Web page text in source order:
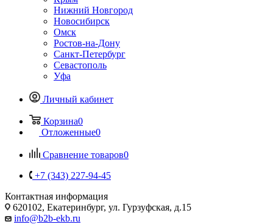
Нижний Новгород
Новосибирск
Омск
Ростов-на-Дону
Санкт-Петербург
Севастополь
Уфа
Личный кабинет
Корзина0
Отложенные0
Сравнение товаров0
+7 (343) 227-94-45
Контактная информация
620102, Екатеринбург, ул. Гурзуфская, д.15
info@b2b-ekb.ru